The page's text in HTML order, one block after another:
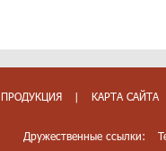
ПРОДУКЦИЯ | КАРТА САЙТА
Дружественные ссылки: